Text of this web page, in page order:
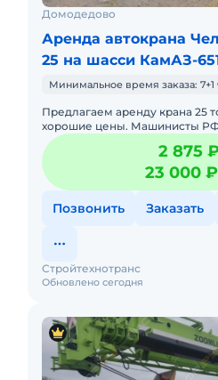
Домодедово
Аренда автокрана
25 на шасси КамАЗ-
Минимальное время заказа: 7+1
Предлагаем аренду крана 25
хорошие цены. Машинисты
московской области.Подача в
оператором. Топлив 2 875
23 000 ₽
Позвонить Заказать
Обновлено сегодня
Стройтехнотранс